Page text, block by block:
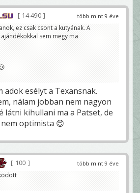
több mint 9 éve
14 490
ez csak csont a kutyának. A
sem megy ma
adok esélyt a Texansnak.
nálam jobban nem nagyon
látni kihullani ma a Patset, de
optimista 😊
több mint 9 éve
100